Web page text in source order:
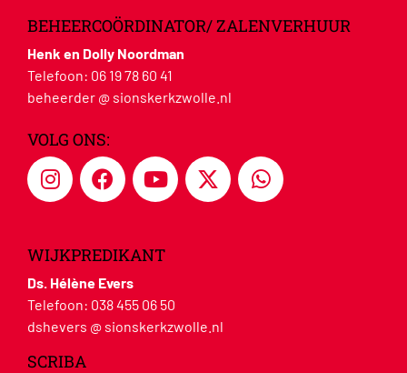
BEHEERCOÖRDINATOR/ ZALENVERHUUR
Henk en Dolly Noordman
Telefoon: 06 19 78 60 41
beheerder @ sionskerkzwolle.nl
VOLG ONS:
WIJKPREDIKANT
Ds. Hélène Evers
Telefoon: 038 455 06 50
dshevers @ sionskerkzwolle.nl
SCRIBA